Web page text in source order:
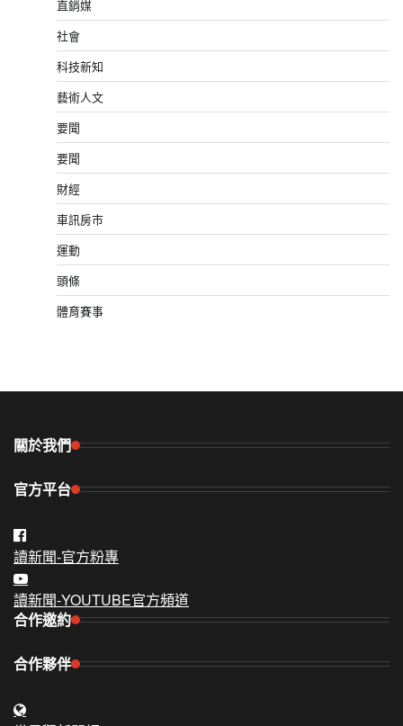
直銷媒
社會
科技新知
藝術人文
要聞
要聞
財經
車訊房市
運動
頭條
體育賽事
關於我們
官方平台
讀新聞-官方粉專
讀新聞-YOUTUBE官方頻道
合作邀約
合作夥伴